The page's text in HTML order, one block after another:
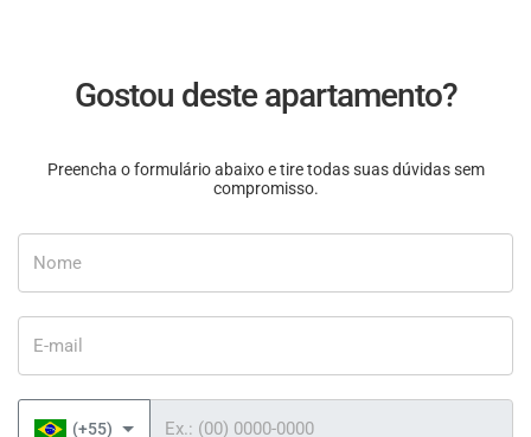
Gostou deste apartamento?
Preencha o formulário abaixo e tire todas suas dúvidas sem
compromisso.
(+55)